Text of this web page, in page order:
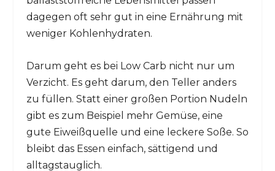
dagegen oft sehr gut in eine Ernährung mit
weniger Kohlenhydraten.
Darum geht es bei Low Carb nicht nur um
Verzicht. Es geht darum, den Teller anders
zu füllen. Statt einer großen Portion Nudeln
gibt es zum Beispiel mehr Gemüse, eine
gute Eiweißquelle und eine leckere Soße. So
bleibt das Essen einfach, sättigend und
alltagstauglich.